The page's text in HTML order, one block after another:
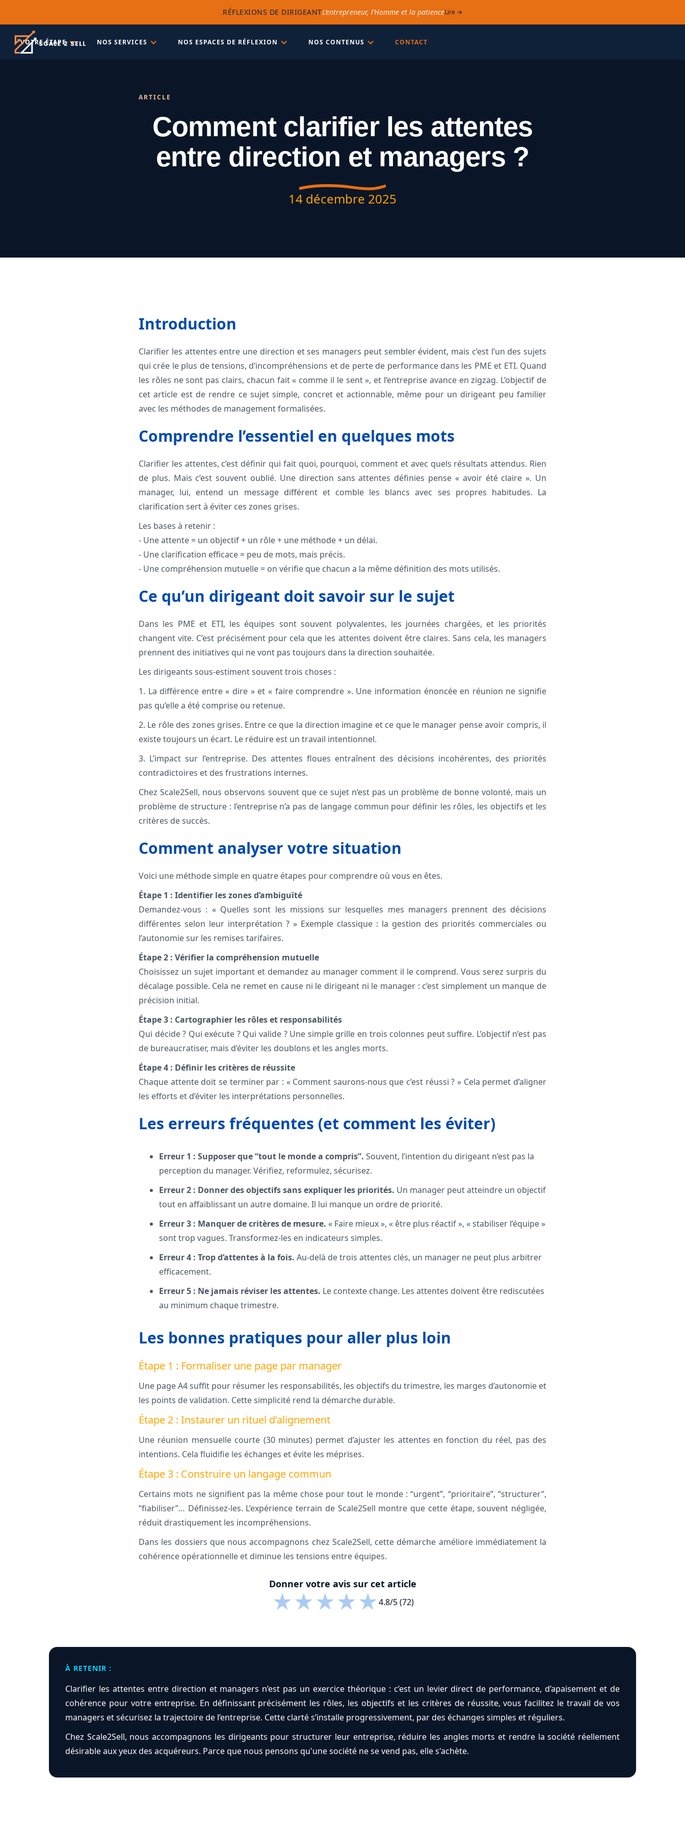
RÉFLEXIONS DE DIRIGEANTL’entrepreneur, l’Homme et la patienceLire →
VOTRE ÉTAPE NOS SERVICES NOS ESPACES DE RÉFLEXION NOS CONTENUS CONTACT
ARTICLE
Comment clarifier les attentes
entre direction et managers ?
14 décembre 2025
Introduction
Clarifier les attentes entre une direction et ses managers peut sembler évident, mais c’est l’un des sujets
qui crée le plus de tensions, d’incompréhensions et de perte de performance dans les PME et ETI. Quand
les rôles ne sont pas clairs, chacun fait « comme il le sent », et l’entreprise avance en zigzag. L’objectif de
cet article est de rendre ce sujet simple, concret et actionnable, même pour un dirigeant peu familier
avec les méthodes de management formalisées.
Comprendre l’essentiel en quelques mots
Clarifier les attentes, c’est définir qui fait quoi, pourquoi, comment et avec quels résultats attendus. Rien
de plus. Mais c’est souvent oublié. Une direction sans attentes définies pense « avoir été claire ». Un
manager, lui, entend un message différent et comble les blancs avec ses propres habitudes. La
clarification sert à éviter ces zones grises.
Les bases à retenir :
- Une attente = un objectif + un rôle + une méthode + un délai.
- Une clarification efficace = peu de mots, mais précis.
- Une compréhension mutuelle = on vérifie que chacun a la même définition des mots utilisés.
Ce qu’un dirigeant doit savoir sur le sujet
Dans les PME et ETI, les équipes sont souvent polyvalentes, les journées chargées, et les priorités
changent vite. C’est précisément pour cela que les attentes doivent être claires. Sans cela, les managers
prennent des initiatives qui ne vont pas toujours dans la direction souhaitée.
Les dirigeants sous-estiment souvent trois choses :
1. La différence entre « dire » et « faire comprendre ». Une information énoncée en réunion ne signifie
pas qu’elle a été comprise ou retenue.
2. Le rôle des zones grises. Entre ce que la direction imagine et ce que le manager pense avoir compris, il
existe toujours un écart. Le réduire est un travail intentionnel.
3. L’impact sur l’entreprise. Des attentes floues entraînent des décisions incohérentes, des priorités
contradictoires et des frustrations internes.
Chez Scale2Sell, nous observons souvent que ce sujet n’est pas un problème de bonne volonté, mais un
problème de structure : l’entreprise n’a pas de langage commun pour définir les rôles, les objectifs et les
critères de succès.
Comment analyser votre situation
Voici une méthode simple en quatre étapes pour comprendre où vous en êtes.
Étape 1 : Identifier les zones d’ambiguïté
Demandez-vous : « Quelles sont les missions sur lesquelles mes managers prennent des décisions
différentes selon leur interprétation ? » Exemple classique : la gestion des priorités commerciales ou
l’autonomie sur les remises tarifaires.
Étape 2 : Vérifier la compréhension mutuelle
Choisissez un sujet important et demandez au manager comment il le comprend. Vous serez surpris du
décalage possible. Cela ne remet en cause ni le dirigeant ni le manager : c’est simplement un manque de
précision initial.
Étape 3 : Cartographier les rôles et responsabilités
Qui décide ? Qui exécute ? Qui valide ? Une simple grille en trois colonnes peut suffire. L’objectif n’est pas
de bureaucratiser, mais d’éviter les doublons et les angles morts.
Étape 4 : Définir les critères de réussite
Chaque attente doit se terminer par : « Comment saurons-nous que c’est réussi ? » Cela permet d’aligner
les efforts et d’éviter les interprétations personnelles.
Les erreurs fréquentes (et comment les éviter)
Erreur 1 : Supposer que “tout le monde a compris”. Souvent, l’intention du dirigeant n’est pas la
perception du manager. Vérifiez, reformulez, sécurisez.
Erreur 2 : Donner des objectifs sans expliquer les priorités. Un manager peut atteindre un objectif
tout en affaiblissant un autre domaine. Il lui manque un ordre de priorité.
Erreur 3 : Manquer de critères de mesure. « Faire mieux », « être plus réactif », « stabiliser l’équipe »
sont trop vagues. Transformez-les en indicateurs simples.
Erreur 4 : Trop d’attentes à la fois. Au-delà de trois attentes clés, un manager ne peut plus arbitrer
efficacement.
Erreur 5 : Ne jamais réviser les attentes. Le contexte change. Les attentes doivent être rediscutées
au minimum chaque trimestre.
Les bonnes pratiques pour aller plus loin
Étape 1 : Formaliser une page par manager
Une page A4 suffit pour résumer les responsabilités, les objectifs du trimestre, les marges d’autonomie et
les points de validation. Cette simplicité rend la démarche durable.
Étape 2 : Instaurer un rituel d’alignement
Une réunion mensuelle courte (30 minutes) permet d’ajuster les attentes en fonction du réel, pas des
intentions. Cela fluidifie les échanges et évite les méprises.
Étape 3 : Construire un langage commun
Certains mots ne signifient pas la même chose pour tout le monde : “urgent”, “prioritaire”, “structurer”,
“fiabiliser”… Définissez-les. L’expérience terrain de Scale2Sell montre que cette étape, souvent négligée,
réduit drastiquement les incompréhensions.
Dans les dossiers que nous accompagnons chez Scale2Sell, cette démarche améliore immédiatement la
cohérence opérationnelle et diminue les tensions entre équipes.
Donner votre avis sur cet article
★★★★★4.8/5 (72)
À RETENIR :
Clarifier les attentes entre direction et managers n’est pas un exercice théorique : c’est un levier direct de performance, d’apaisement et de
cohérence pour votre entreprise. En définissant précisément les rôles, les objectifs et les critères de réussite, vous facilitez le travail de vos
managers et sécurisez la trajectoire de l’entreprise. Cette clarté s’installe progressivement, par des échanges simples et réguliers.
Chez Scale2Sell, nous accompagnons les dirigeants pour structurer leur entreprise, réduire les angles morts et rendre la société réellement
désirable aux yeux des acquéreurs. Parce que nous pensons qu'une société ne se vend pas, elle s'achète.